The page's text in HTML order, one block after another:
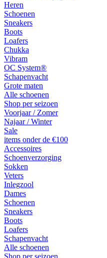
Heren
Schoenen
Sneakers
Boots
Loafers
Chukka
Vibram
OC System®
Schapenvacht
Grote maten
Alle schoenen
Shop per seizoen
Voorjaar / Zomer
Najaar / Winter
Sale
items onder de €100
Accessoires
Schoenverzorging
Sokken
Veters
Inlegzool
Dames
Schoenen
Sneakers
Boots
Loafers
Schapenvacht
Alle schoenen
Shop per seizoen